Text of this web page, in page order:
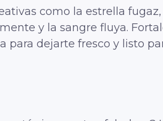
como la estrella
y la sangre fluya.
dejarte fresco y listo